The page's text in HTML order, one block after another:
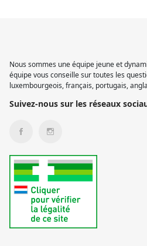
Nous sommes une équipe jeune et
équipe vous conseille sur toutes les
luxembourgeois, français, portugais,
Suivez-nous sur les réseaux